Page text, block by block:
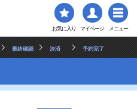
お気に入り マイページ メニュー
最終確認 決済 予約完了